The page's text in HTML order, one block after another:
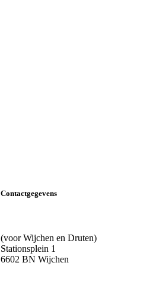
Contactgegevens
(voor Wijchen en Druten)
Stationsplein 1
6602 BN Wijchen